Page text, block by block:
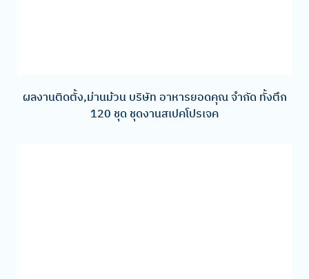
ผลงานติดตั้ง,ม่านม้วน บริษัท อาหารยอดคุณ จำกัด ทั้งตึก
120 ชุด ชุดงานสเปคโปรเจค